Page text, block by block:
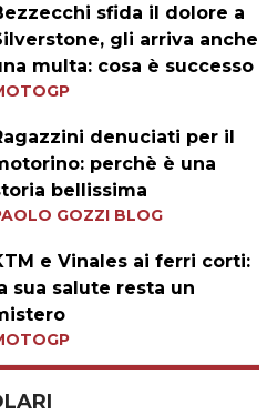
sfida il dolore a
gli arriva anche
multa: cosa è successo
denuciati per il
perchè è una
bellissima
GOZZI BLOG
e Vinales ai ferri corti:
sua salute resta un